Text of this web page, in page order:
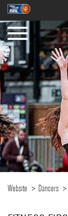
SAISON
TICKETS
NEWS
Website Dancers